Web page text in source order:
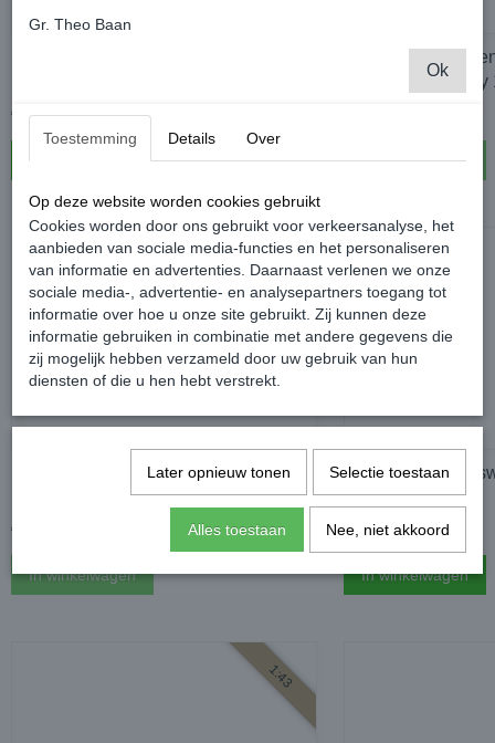
€ 29,99
In winkelwagen
Official
Caddy MK2 Derby
In winkelwagen
1:43
Minichamps Volkswagen Caddy MK3
1:43 - Uni Oranje
€ 47,50
In winkelwagen
Minichamps
1:43 - Uni Groen
€ 69,99
In winkelwagen
1:43
Gr. Theo Baan
Ok
Toestemming Details Over
Op deze website worden cookies gebruikt
Cookies worden door ons gebruikt voor verkeersanalyse, het
aanbieden van sociale media-functies en het personaliseren
van informatie en advertenties. Daarnaast verlenen we onze
sociale media-, advertentie- en analysepartners toegang tot
informatie over hoe u onze site gebruikt. Zij kunnen deze
informatie gebruiken in combinatie met andere gegevens die
zij mogelijk hebben verzameld door uw gebruik van hun
diensten of die u hen hebt verstrekt.
Later opnieuw tonen Selectie toestaan
Alles toestaan Nee, niet akkoord